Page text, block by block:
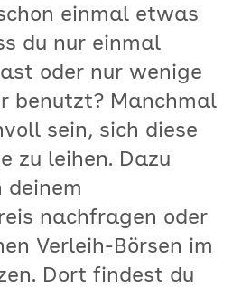
einmal etwas
du nur einmal
oder nur wenige
benutzt? Manchmal
sein, sich diese
zu leihen. Dazu
deinem
nachfragen oder
Verleih-Börsen im
Dort findest du